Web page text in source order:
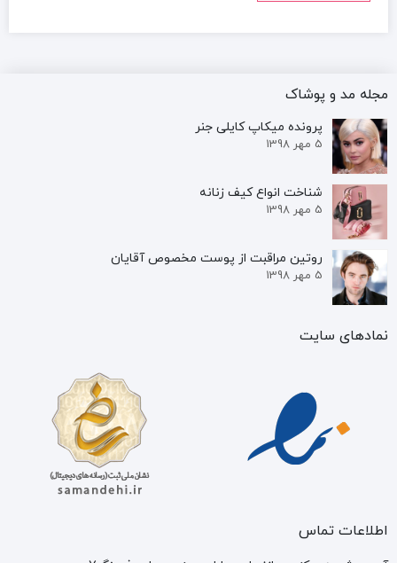
مجله مد و پوشاک
پرونده‌ میکاپ کایلی جنر
5 مهر 1398
شناخت انواع کیف زنانه
5 مهر 1398
روتین مراقبت از پوست مخصوص آقایان
5 مهر 1398
نمادهای سایت
اطلاعات تماس